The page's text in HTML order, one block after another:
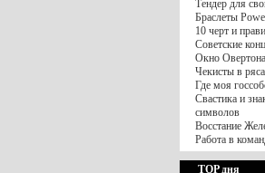
Тендер для
Браслеты
10 черт и
Советские
Окно
Чекисты в
Где моя
Свастика и
символов
Восстание
Работа в
TOP дня